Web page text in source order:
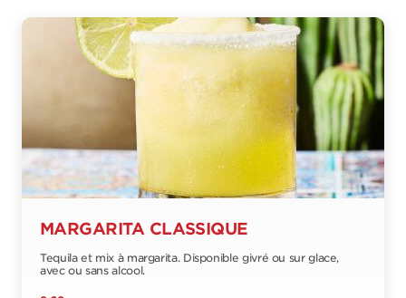
MARGARITA CLASSIQUE
Tequila et mix à margarita. Disponible givré ou sur glace,
avec ou sans alcool.